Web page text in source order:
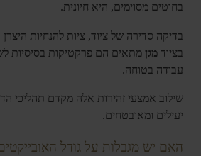
בחוטים מסוימים, היא חיונית.
בדיקה סדירה של ציוד, ציות להנחיות היצרן
בציודמגן מתאים הם פרקטיקות בסיסיות
עבודה בטוחה.
שילוב אמצעי זהירות אלה מקדם תהליכי
יעילים ומאובטחים.
האם יש מגבלות על גודל